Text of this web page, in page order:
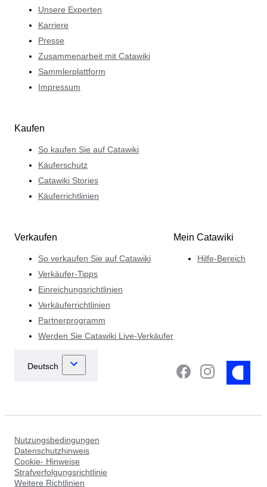
Unsere Experten
Karriere
Presse
Zusammenarbeit mit Catawiki
Sammlerplattform
Impressum
Kaufen
So kaufen Sie auf Catawiki
Käuferschutz
Catawiki Stories
Käuferrichtlinien
Verkaufen
So verkaufen Sie auf Catawiki
Verkäufer-Tipps
Einreichungsrichtlinien
Verkäuferrichtlinien
Partnerprogramm
Werden Sie Catawiki Live-Verkäufer
Mein Catawiki
Hilfe-Bereich
Nutzungsbedingungen
Datenschutzhinweis
Cookie- Hinweise
Strafverfolgungsrichtlinie
Weitere Richtlinien